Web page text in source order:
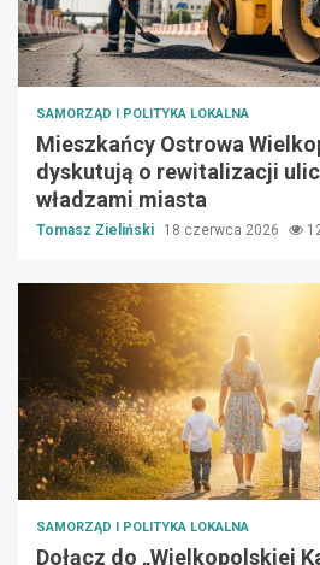
SAMORZĄD I POLITYKA LOKALNA
Mieszkańcy Ostrowa
dyskutują o rewitalizacji
władzami miasta
Tomasz Zieliński 18 czerwca 2026
SAMORZĄD I POLITYKA LOKALNA
Dołącz do „Wielkopolskiej